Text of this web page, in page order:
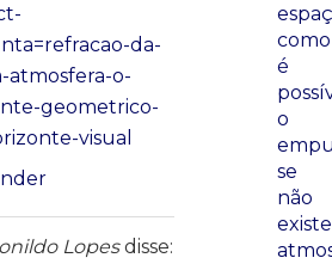
da-
atmosfera-o-
geometrico-
visual
Lopes disse:
como
é
o
se
não
existe